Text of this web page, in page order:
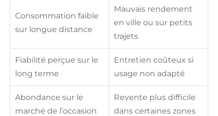
Consommation faible
sur longue distance
Mauvais rendement
en ville ou sur petits
trajets
Fiabilité perçue sur le
long terme
Entretien coûteux si
usage non adapté
Abondance sur le
marché de l’occasion
Revente plus difficile
dans certaines zones